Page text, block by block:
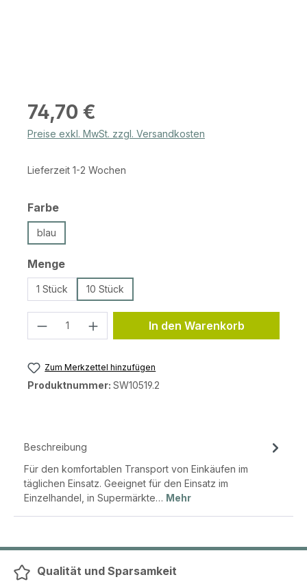
Regulärer Preis:
74,70 €
Preise exkl. MwSt. zzgl. Versandkosten
Lieferzeit 1-2 Wochen
Farbeauswählen
blau
Mengeauswählen
1 Stück 10 Stück
Produkt Anzahl: Gib den
In den Warenkorb
Zum Merkzettel hinzufügen
Produktnummer: SW10519.2
Beschreibung
Für den komfortablen Transport von Einkäufen im
täglichen Einsatz. Geeignet für den Einsatz im
Einzelhandel, in Supermärkte… Mehr
Qualität und Sparsamkeit